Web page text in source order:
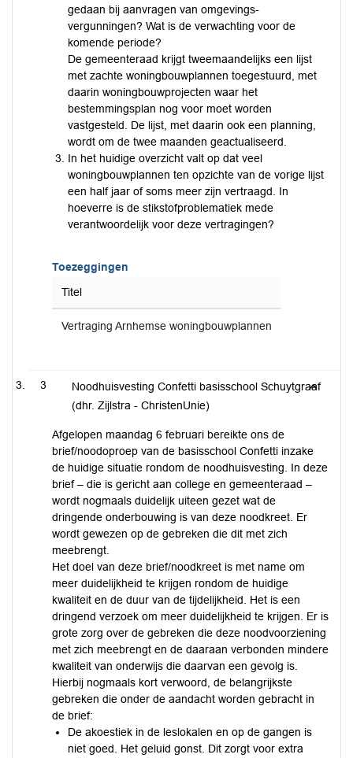
gedaan bij aanvragen van omgevings-
vergunningen? Wat is de verwachting voor de
komende periode?
De gemeenteraad krijgt tweemaandelijks een lijst
met zachte woningbouwplannen toegestuurd, met
daarin woningbouwprojecten waar het
bestemmingsplan nog voor moet worden
vastgesteld. De lijst, met daarin ook een planning,
wordt om de twee maanden geactualiseerd.
In het huidige overzicht valt op dat veel
woningbouwplannen ten opzichte van de vorige lijst
een half jaar of soms meer zijn vertraagd. In
hoeverre is de stikstofproblematiek mede
verantwoordelijk voor deze vertragingen?
Toezeggingen
Titel
Vertraging Arnhemse woningbouwplannen
3
Noodhuisvesting Confetti basisschool Schuytgraaf
(dhr. Zijlstra - ChristenUnie)
Afgelopen maandag 6 februari bereikte ons de
brief/noodoproep van de basisschool Confetti inzake
de huidige situatie rondom de noodhuisvesting. In deze
brief – die is gericht aan college en gemeenteraad –
wordt nogmaals duidelijk uiteen gezet wat de
dringende onderbouwing is van deze noodkreet. Er
wordt gewezen op de gebreken die dit met zich
meebrengt.
Het doel van deze brief/noodkreet is met name om
meer duidelijkheid te krijgen rondom de huidige
kwaliteit en de duur van de tijdelijkheid. Het is een
dringend verzoek om meer duidelijkheid te krijgen. Er is
grote zorg over de gebreken die deze noodvoorziening
met zich meebrengt en de daaraan verbonden mindere
kwaliteit van onderwijs die daarvan een gevolg is.
Hierbij nogmaals kort verwoord, de belangrijkste
gebreken die onder de aandacht worden gebracht in
de brief:
De akoestiek in de leslokalen en op de gangen is
niet goed. Het geluid gonst. Dit zorgt voor extra